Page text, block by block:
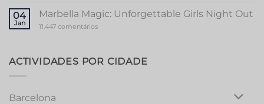
Party
Party
in
Vibrant
04
Jan
Marbella Magic: Unforgettable Girls Night Out
11.447 comentáriosem
Girls
Night
ACTIVIDADES POR CIDADE
Barcelona